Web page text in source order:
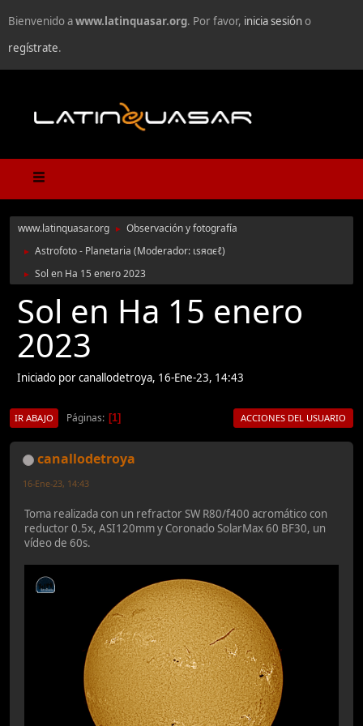
Bienvenido awww.latinquasar.org. Por favor, inicia sesióno
regístrate.
www.latinquasar.org ► Observación y fotografía
► Astrofoto - Planetaria (Moderador: ιѕяαєℓ)
► Sol en Ha 15 enero 2023
Sol en Ha 15 enero
2023
Iniciado por canallodetroya, 16-Ene-23, 14:43
IR ABAJO Páginas 1 ACCIONES DEL USUARIO
canallodetroya
16-Ene-23, 14:43
Toma realizada con un refractor SW R80/f400 acromático con
reductor 0.5x, ASI120mm y Coronado SolarMax 60 BF30, un
vídeo de 60s.